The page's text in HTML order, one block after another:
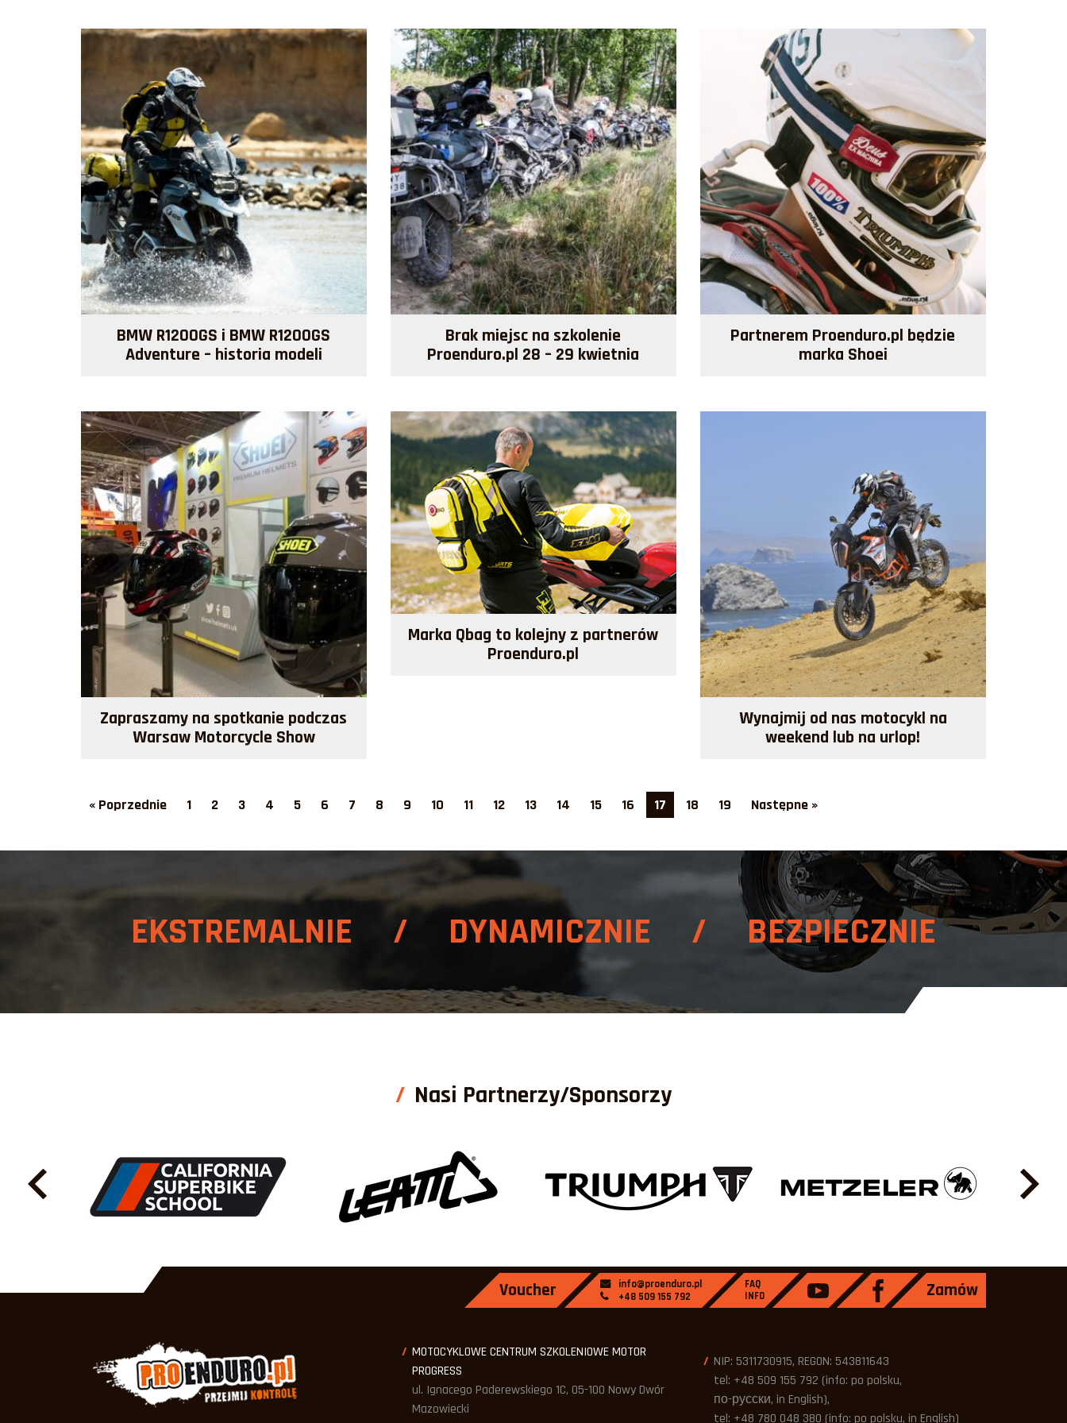
Więcej >>
BMW R1200GS i BMW R1200GS
Adventure – historia modeli
Więcej >>
Brak miejsc na szkolenie
Proenduro.pl 28 – 29 kwietnia
Więcej >>
Partnerem Proenduro.pl będzie
marka Shoei
Więcej >>
Zapraszamy na spotkanie podczas
Warsaw Motorcycle Show
Więcej >>
Marka Qbag to kolejny z partnerów
Proenduro.pl
Więcej >>
Wynajmij od nas motocykl na
weekend lub na urlop!
« Poprzednie 1 2 3 4 5 6 7 8 9 10 11 12 13 14 15 16 17 18 19 Następne »
EKSTREMALNIE / DYNAMICZNIE / BEZPIECZNIE
Nasi Partnerzy/Sponsorzy
Voucher
info@proenduro.pl
+48 509 155 792
FAQ
INFO
Zamów
MOTOCYKLOWE CENTRUM SZKOLENIOWE MOTOR
PROGRESS
ul. Ignacego Paderewskiego 1C, 05-100 Nowy Dwór
Mazowiecki
NIP: 5311730915, REGON: 543811643
tel: +48 509 155 792 (info: po polsku,
по-русски, in English),
tel: +48 780 048 380 (info: po polsku, in English)